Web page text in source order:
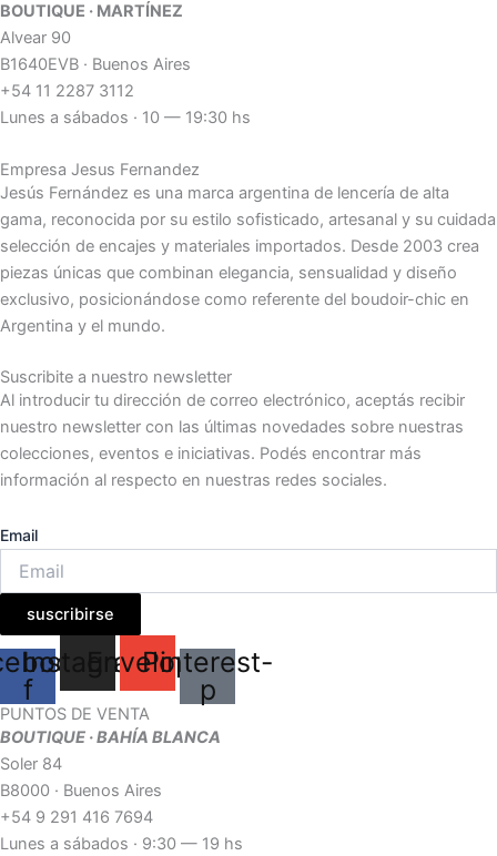
BOUTIQUE · MARTÍNEZ
Alvear 90
B1640EVB · Buenos Aires
+54 11 2287 3112
Lunes a sábados · 10 — 19:30 hs
Empresa Jesus Fernandez
Jesús Fernández es una marca argentina de lencería de alta
gama, reconocida por su estilo sofisticado, artesanal y su cuidada
selección de encajes y materiales importados. Desde 2003 crea
piezas únicas que combinan elegancia, sensualidad y diseño
exclusivo, posicionándose como referente del boudoir-chic en
Argentina y el mundo.
Suscribite a nuestro newsletter
Al introducir tu dirección de correo electrónico, aceptás recibir
nuestro newsletter con las últimas novedades sobre nuestras
colecciones, eventos e iniciativas. Podés encontrar más
información al respecto en nuestras redes sociales.
Email
suscribirse
f
InstagramEnvelope
Pinterest-
p
PUNTOS DE VENTA
BOUTIQUE · BAHÍA BLANCA
Soler 84
B8000 · Buenos Aires
+54 9 291 416 7694
Lunes a sábados · 9:30 — 19 hs